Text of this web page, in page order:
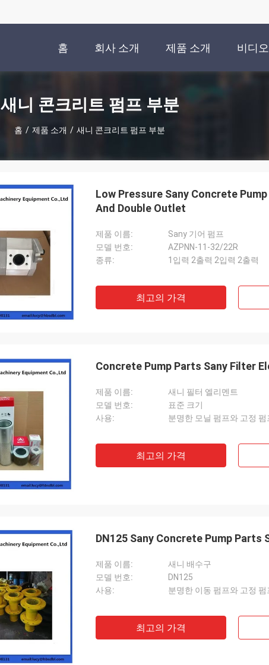
홈 회사 소개 제품 소개 비디오
새니 콘크리트 펌프 부분
홈 / 제품 소개 / 새니 콘크리트 펌프 부분
Low Pressure Sany Concrete
And Double Outlet
제품 이름:
Sany 기어 펌프
모델 번호:
AZPNN-11-32/22R
종류:
1입력 2출력 2입력 2출력
최고의 가격
Concrete Pump Parts Sany Filter
제품 이름:
새니 필터 엘리멘트
모델 번호:
표준 크기
사용:
분명한 모닐 펌프와 고정
최고의 가격
DN125 Sany Concrete Pump Parts
제품 이름:
새니 배수구
모델 번호:
DN125
사용:
분명한 이동 펌프와 고정 펌
최고의 가격